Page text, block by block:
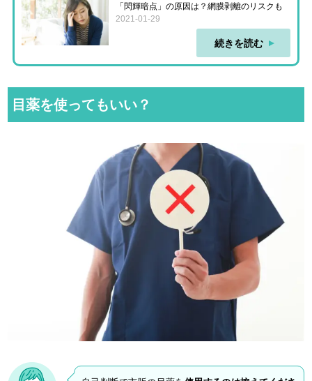
「閃輝暗点」の原因は？網膜剥離のリスクも
2021-01-29
続きを読む
目薬を使ってもいい？